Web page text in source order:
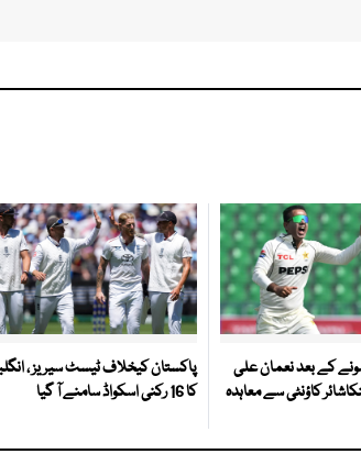
کے بعد نعمان علی
کاؤنٹی سے معاہدہ
پاکستان کیخلاف ٹیسٹ سیریز ،
کا 16 رکنی اسکواڈ سامنے آ گیا